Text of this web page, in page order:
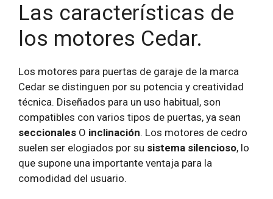
Las características de
los motores Cedar.
Los motores para puertas de garaje de la marca
Cedar se distinguen por su potencia y creatividad
técnica. Diseñados para un uso habitual, son
compatibles con varios tipos de puertas, ya sean
seccionales O inclinación. Los motores de cedro
suelen ser elogiados por su sistema silencioso, lo
que supone una importante ventaja para la
comodidad del usuario.